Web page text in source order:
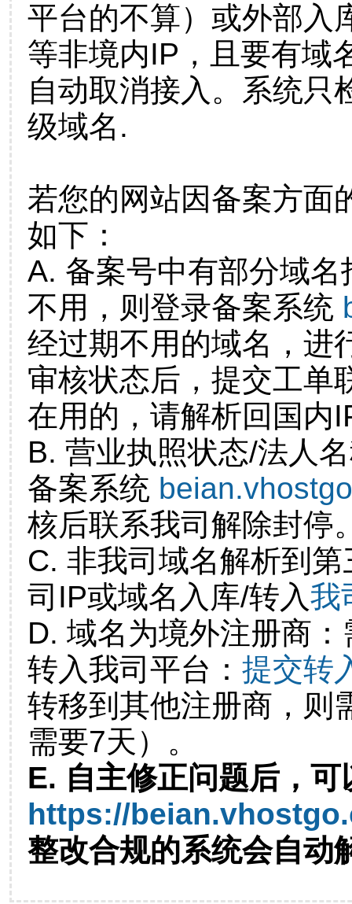
平台的不算）或外部入
等非境内IP，且要有域
自动取消接入。系统只
级域名.
若您的网站因备案方面
如下：
A. 备案号中有部分域
不用，则登录备案系统
经过期不用的域名，进
审核状态后，提交工单
在用的，请解析回国内
B. 营业执照状态/法人
备案系统
核后联系我司解除封停
C. 非我司域名解析到
司IP或域名入库/转入我
D. 域名为境外注册商
转入我司平台： 提交转
转移到其他注册商，则
需要7天）。
E. 自主修正问题后，可
https://
整改合规的系统会自动